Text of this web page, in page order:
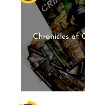
Chronicles of